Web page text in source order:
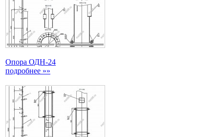
Опора ОДН-24
подробнее »»